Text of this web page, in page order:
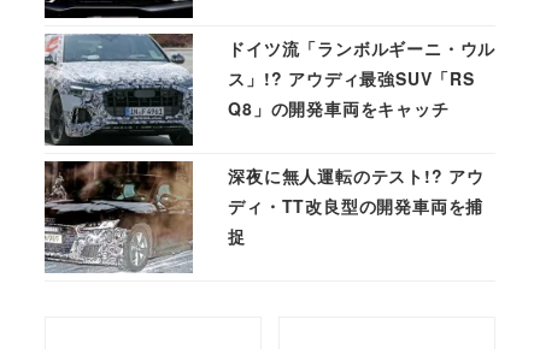
ドイツ流「ランボルギーニ・ウル
ス」!? アウディ最強SUV「RS
Q8」の開発車両をキャッチ
深夜に無人運転のテスト!? アウ
ディ・TT改良型の開発車両を捕
捉